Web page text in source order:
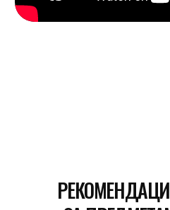
страницу